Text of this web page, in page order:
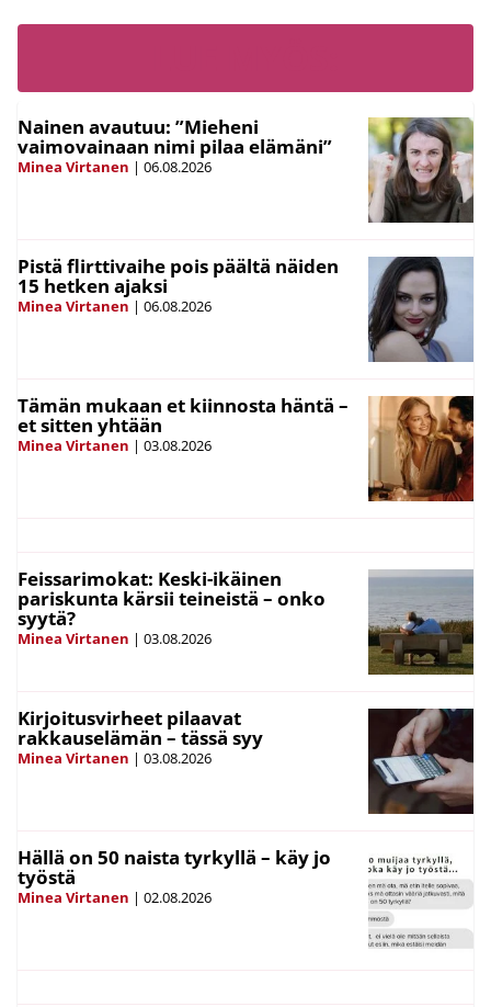
Nainen avautuu: ”Mieheni
vaimovainaan nimi pilaa elämäni”
Minea Virtanen | 06.08.2026
Pistä flirttivaihe pois päältä näiden
15 hetken ajaksi
Minea Virtanen | 06.08.2026
Tämän mukaan et kiinnosta häntä –
et sitten yhtään
Minea Virtanen | 03.08.2026
Feissarimokat: Keski-ikäinen
pariskunta kärsii teineistä – onko
syytä?
Minea Virtanen | 03.08.2026
Kirjoitusvirheet pilaavat
rakkauselämän – tässä syy
Minea Virtanen | 03.08.2026
Hällä on 50 naista tyrkyllä – käy jo
työstä
Minea Virtanen | 02.08.2026